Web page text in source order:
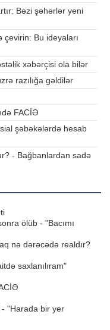
Bəzi şəhərlər yeni
Bu ideyaları
xəbərçisi ola bilər
razılığa gəldilər
FACİƏ
şəbəkələrdə hesab
- Bağbanlardan sadə
ölüb - "Bacımı
nə dərəcədə realdır?
saxlanılıram"
- "Harada bir yer